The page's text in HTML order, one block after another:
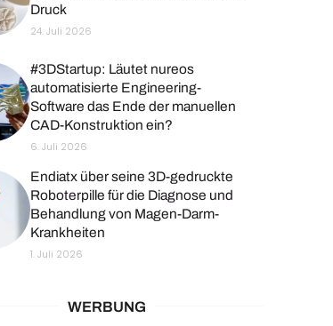
Druck
24. Juli 2026
#3DStartup: Läutet nureos
automatisierte Engineering-
Software das Ende der manuellen
CAD-Konstruktion ein?
6. Juli 2026
Endiatx über seine 3D-gedruckte
Roboterpille für die Diagnose und
Behandlung von Magen-Darm-
Krankheiten
1. Juli 2026
WERBUNG